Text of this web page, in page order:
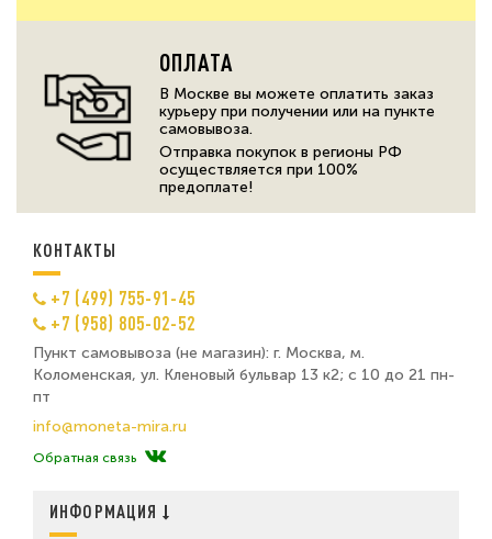
ОПЛАТА
В Москве вы можете оплатить заказ
курьеру при получении или на пункте
самовывоза.
Отправка покупок в регионы РФ
осуществляется при 100%
предоплате!
КОНТАКТЫ
+7 (499) 755-91-45
+7 (958) 805-02-52
Пункт самовывоза (не магазин): г. Москва, м.
Коломенская, ул. Кленовый бульвар 13 к2; с 10 до 21 пн-
пт
info@moneta-mira.ru
Обратная связь
ИНФОРМАЦИЯ